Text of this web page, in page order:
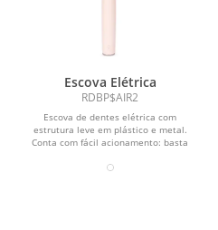
Escova Elétrica
RDBP$AIR2
Escova de dentes elétrica com
estrutura leve em plástico e metal.
Conta com fácil acionamento: basta